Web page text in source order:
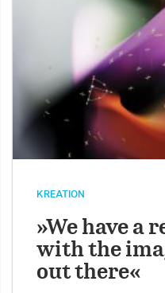
KREATION
»We have a
with the
out there«